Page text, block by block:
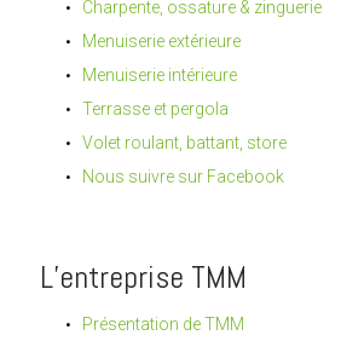
Charpente, ossature & zinguerie
Menuiserie extérieure
Menuiserie intérieure
Terrasse et pergola
Volet roulant, battant, store
Nous suivre sur Facebook
L’entreprise TMM
Présentation de TMM